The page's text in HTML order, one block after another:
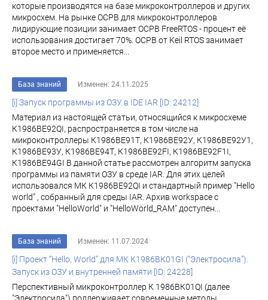
которые производятся на базе микроконтроллеров и других
микросхем. На рынке ОСРВ для микроконтроллеров
лидирующие позиции занимает ОСРВ FreeRTOS - процент её
использования достигает 70%. ОСРВ от Keil RTOS занимает
второе место и применяется...
База знаний Изменен: 24.11.2025
[i] Запуск программы из ОЗУ в IDE IAR [ID: 24212]
Материал из настоящей статьи, относящийся к микросхеме
К1986ВЕ92QI, распространяется в том числе на
микроконтроллеры К1986ВЕ91Т, К1986ВЕ92У, К1986ВЕ92У1,
К1986ВЕ93У, К1986ВЕ94Т, К1986ВЕ92FI, К1986ВЕ92F1I,
К1986ВЕ94GI В данной статье рассмотрен алгоритм запуска
программы из памяти ОЗУ в среде IAR. Для этих целей
использовался МК К1986ВЕ92QI и стандартный пример "Hello
world" , собранный для среды IAR. Архив workspace с
проектами "HelloWorld" и "HelloWorld_RAM" доступен...
База знаний Изменен: 11.07.2024
[i] Проект “Hello, World” для МК К1986ВК01GI ("Электросила”).
Запуск из ОЗУ и внутренней памяти [ID: 24228]
Перспективный микроконтроллер К 1986ВК01QI (далее